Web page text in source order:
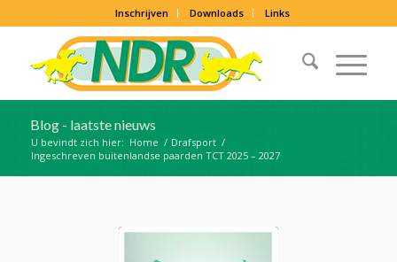
Inschrijven Downloads Links
Blog - laatste nieuws
U bevindt zich hier: Home / Drafsport /
Ingeschreven buitenlandse paarden TCT 2025 – 2027